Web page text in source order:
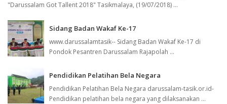
"Darussalam Got Tallent 2018" Tasikmalaya, (19/07/2018) ...
Sidang Badan Wakaf Ke-17
www.darussalamtasik-- Sidang Badan Wakaf Ke-17 di
Pondok Pesantren Darussalam Rajapolah ...
Pendidikan Pelatihan Bela Negara
Pendidikan Pelatihan Bela Negara darussalam-tasik.or.id-
Pendidikan pelatihan bela negara yang dilaksanakan ...